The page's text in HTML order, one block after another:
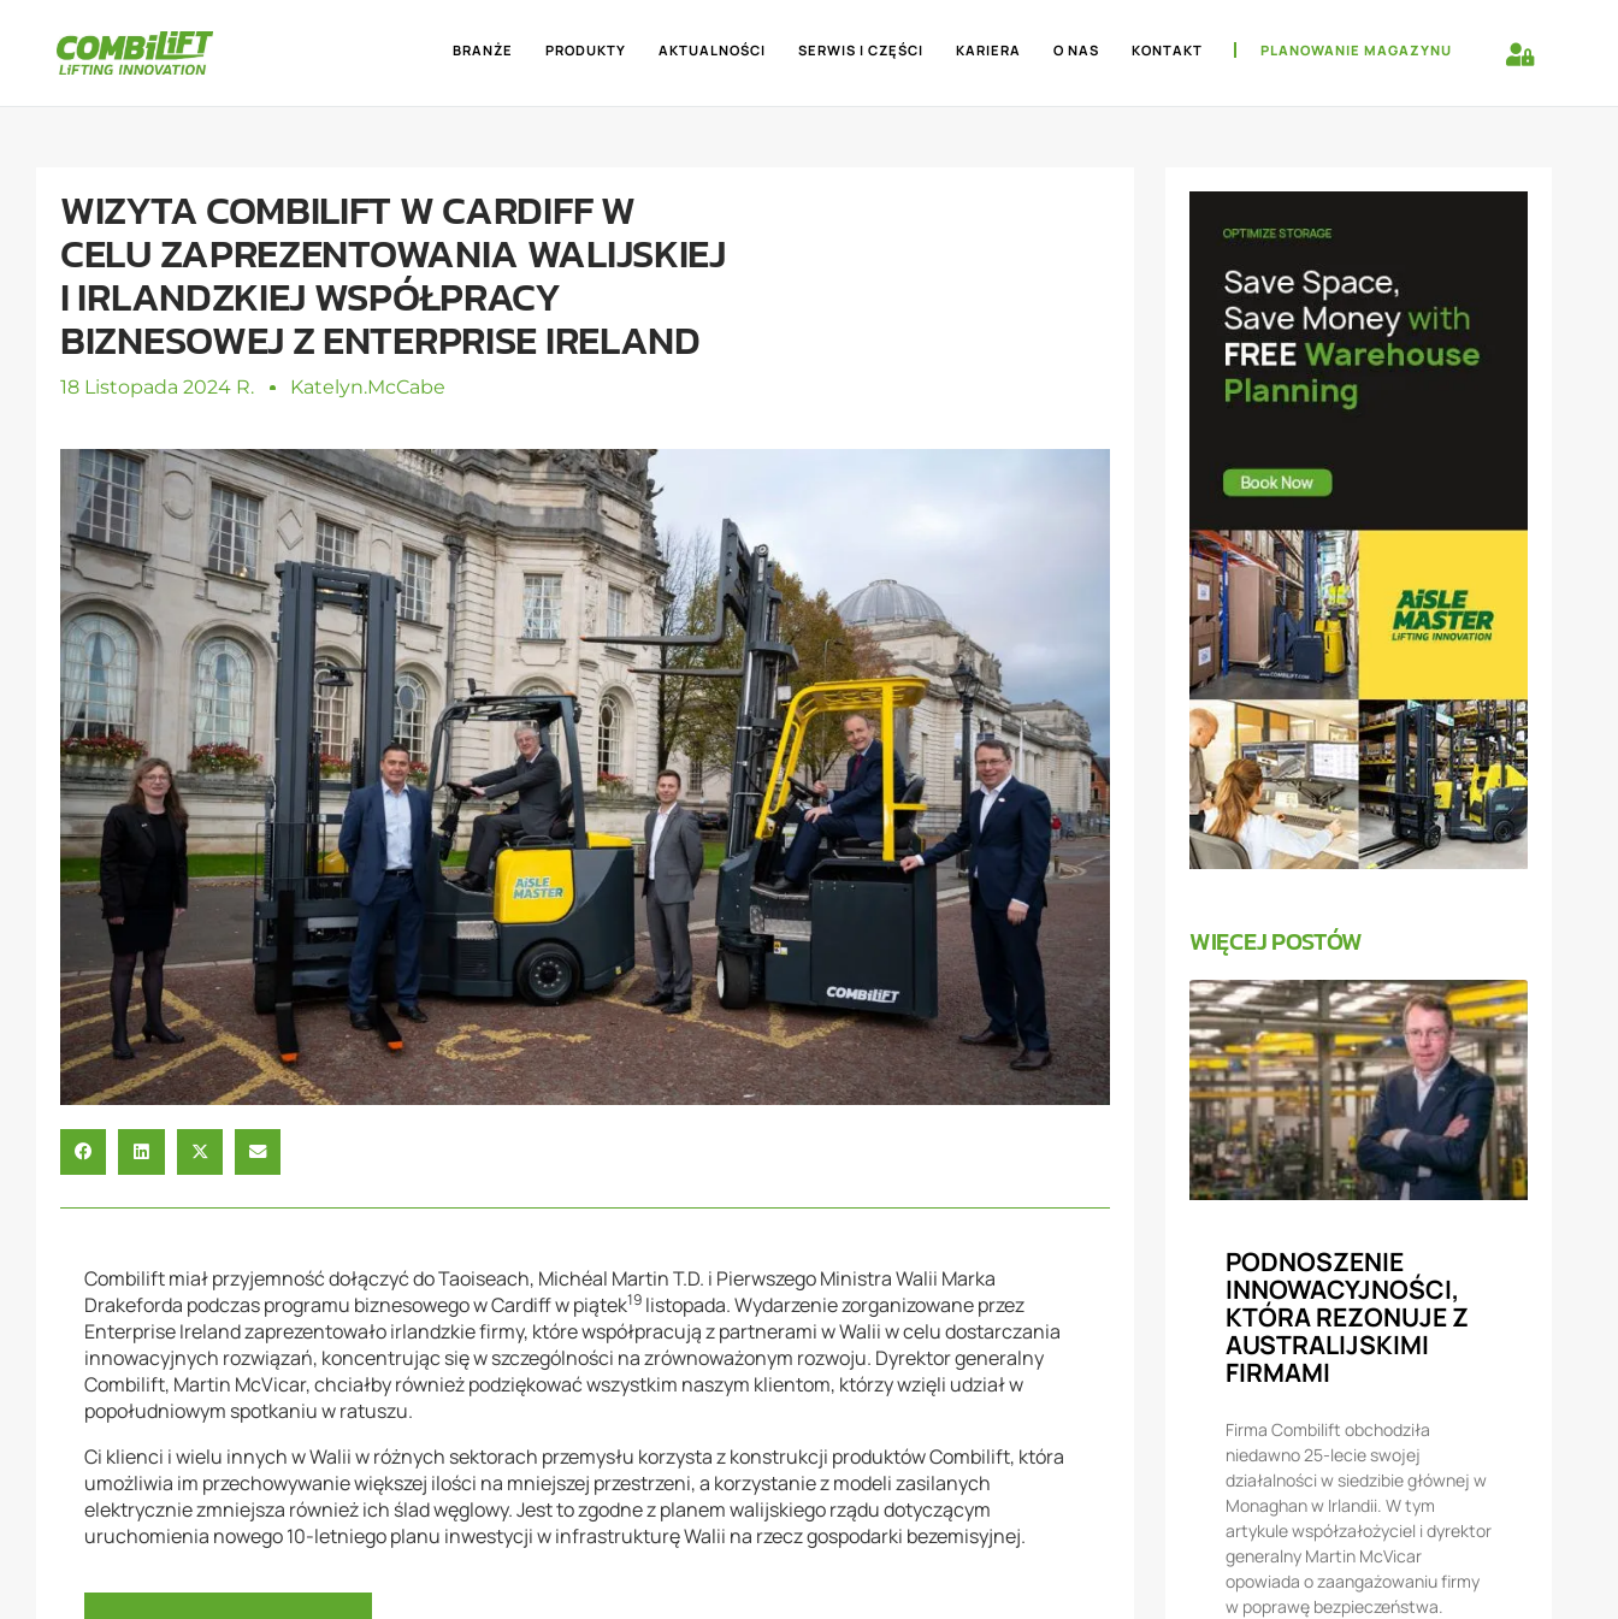
BRANŻE PRODUKTY AKTUALNOŚCI SERWIS I CZĘŚCI KARIERA O NAS KONTAKT PLANOWANIE MAGAZYNU
WIZYTA COMBILIFT W CARDIFF W
CELU ZAPREZENTOWANIA WALIJSKIEJ
I IRLANDZKIEJ WSPÓŁPRACY
BIZNESOWEJ Z ENTERPRISE IRELAND
18 Listopada 2024 R. Katelyn.mcCabe
Combilift miał przyjemność dołączyć do Taoiseach, Michéal Martin T.D. i Pierwszego Ministra Walii Marka
Drakeforda podczas programu biznesowego w Cardiff w piątek19 listopada. Wydarzenie zorganizowane przez
Enterprise Ireland zaprezentowało irlandzkie firmy, które współpracują z partnerami w Walii w celu dostarczania
innowacyjnych rozwiązań, koncentrując się w szczególności na zrównoważonym rozwoju. Dyrektor generalny
Combilift, Martin McVicar, chciałby również podziękować wszystkim naszym klientom, którzy wzięli udział w
popołudniowym spotkaniu w ratuszu.
Ci klienci i wielu innych w Walii w różnych sektorach przemysłu korzysta z konstrukcji produktów Combilift, która
umożliwia im przechowywanie większej ilości na mniejszej przestrzeni, a korzystanie z modeli zasilanych
elektrycznie zmniejsza również ich ślad węglowy. Jest to zgodne z planem walijskiego rządu dotyczącym
uruchomienia nowego 10-letniego planu inwestycji w infrastrukturę Walii na rzecz gospodarki bezemisyjnej.
WIĘCEJ POSTÓW
PODNOSZENIE
INNOWACYJNOŚCI,
KTÓRA REZONUJE Z
AUSTRALIJSKIMI
FIRMAMI
Firma Combilift obchodziła
niedawno 25-lecie swojej
działalności w siedzibie głównej w
Monaghan w Irlandii. W tym
artykule współzałożyciel i dyrektor
generalny Martin McVicar
opowiada o zaangażowaniu firmy
w poprawę bezpieczeństwa.